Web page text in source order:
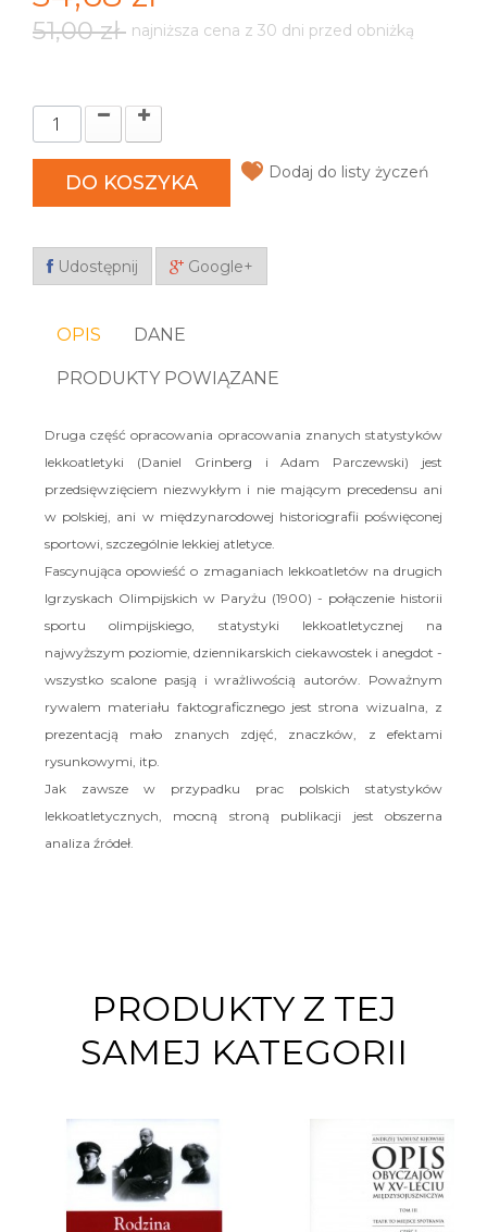
51,00 zł najniższa cena z 30 dni przed obniżką
DO KOSZYKA Dodaj do listy życzeń
Udostępnij Google+
OPIS DANE
PRODUKTY POWIĄZANE
Druga część opracowania opracowania znanych statystyków
lekkoatletyki (Daniel Grinberg i Adam Parczewski) jest
przedsięwzięciem niezwykłym i nie mającym precedensu ani
w polskiej, ani w międzynarodowej historiografii poświęconej
sportowi, szczególnie lekkiej atletyce.
Fascynująca opowieść o zmaganiach lekkoatletów na drugich
Igrzyskach Olimpijskich w Paryżu (1900) - połączenie historii
sportu olimpijskiego, statystyki lekkoatletycznej na
najwyższym poziomie, dziennikarskich ciekawostek i anegdot -
wszystko scalone pasją i wrażliwością autorów. Poważnym
rywalem materiału faktograficznego jest strona wizualna, z
prezentacją mało znanych zdjęć, znaczków, z efektami
rysunkowymi, itp.
Jak zawsze w przypadku prac polskich statystyków
lekkoatletycznych, mocną stroną publikacji jest obszerna
analiza źródeł.
PRODUKTY Z TEJ
SAMEJ KATEGORII